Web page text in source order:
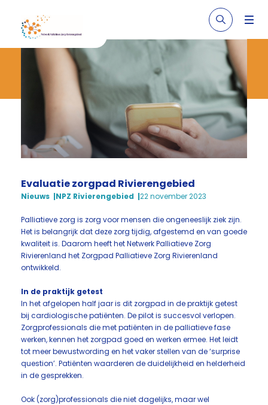
Evaluatie zorgpad Rivierengebied
Nieuws NPZ Rivierengebied 22 november 2023
Palliatieve zorg is zorg voor mensen die ongeneeslijk ziek zijn.
Het is belangrijk dat deze zorg tijdig, afgestemd en van goede
kwaliteit is. Daarom heeft het Netwerk Palliatieve Zorg
Rivierenland het Zorgpad Palliatieve Zorg Rivierenland
ontwikkeld.
In de praktijk getest
In het afgelopen half jaar is dit zorgpad in de praktijk getest
bij cardiologische patiënten. De pilot is succesvol verlopen.
Zorgprofessionals die met patiënten in de palliatieve fase
werken, kennen het zorgpad goed en werken ermee. Het leidt
tot meer bewustwording en het vaker stellen van de ‘surprise
question’. Patiënten waarderen de duidelijkheid en helderheid
in de gesprekken.
Ook (zorg)professionals die niet dagelijks, maar wel